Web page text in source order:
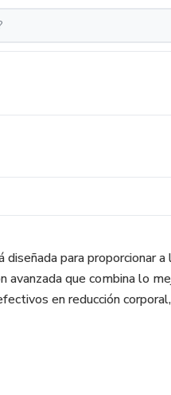
para proporcionar a
avanzada que combina lo
en reducción